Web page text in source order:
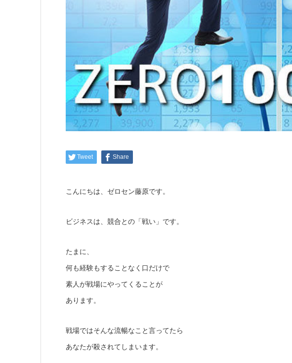
Tweet Share
こんにちは、ゼロセン藤原です。
ビジネスは、競合との「戦い」です。
たまに、
何も経験もすることなく口だけで
素人が戦場にやってくることが
あります。
戦場ではそんな流暢なこと言ってたら
あなたが殺されてしまいます。